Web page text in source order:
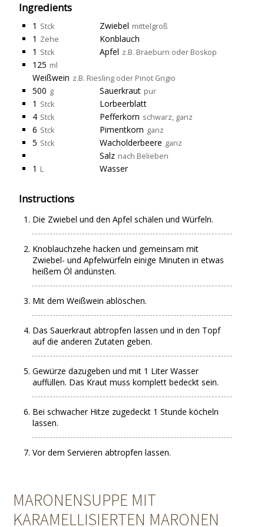
Ingredients
1 Stck Zwiebel mittelgroß
1 Zehe
Konblauch
1 Stck Apfel z.B. Braeburn oder Boskop
125 ml
Weißwein z.B. Riesling oder Pinot Grigio
500 g Sauerkraut pur
1 Stck
Lorbeerblatt
4 Stck Pefferkorn schwarz, ganz
6 Stck Pimentkorn ganz
5 Stck Wacholderbeere ganz
Salz nach Belieben
1 L Wasser
Instructions
Die Zwiebel und den Apfel schälen und Würfeln.
Knoblauchzehe hacken und gemeinsam mit
Zwiebel- und Apfelwürfeln einige Minuten in etwas
heißem Öl andünsten.
Mit dem Weißwein ablöschen.
Das Sauerkraut abtropfen lassen und in den Topf
auf die anderen Zutaten geben.
Gewürze dazugeben und mit 1 Liter Wasser
auffüllen. Das Kraut muss komplett bedeckt sein.
Bei schwacher Hitze zugedeckt 1 Stunde köcheln
lassen.
Vor dem Servieren abtropfen lassen.
MARONENSUPPE MIT
KARAMELLISIERTEN MARONEN